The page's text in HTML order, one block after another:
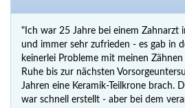
"Ich war 25 Jahre bei einem Zahnarzt
und immer sehr zufrieden - es gab in
keinerlei Probleme mit meinen
Ruhe bis zur nächsten
Jahren eine Keramik-Teilkrone brach.
war schnell erstellt - aber bei dem